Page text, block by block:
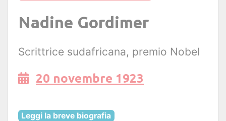
Nadine Gordimer
Scrittrice sudafricana, premio Nobel
20 novembre 1923
Leggi la breve biografia